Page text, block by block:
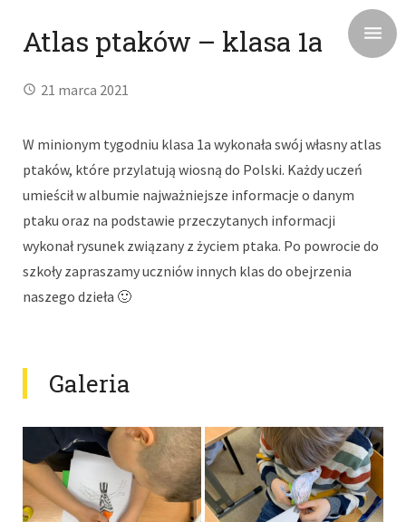
Atlas ptaków – klasa 1a
21 marca 2021
W minionym tygodniu klasa 1a wykonała swój własny atlas
ptaków, które przylatują wiosną do Polski. Każdy uczeń
umieścił w albumie najważniejsze informacje o danym
ptaku oraz na podstawie przeczytanych informacji
wykonał rysunek związany z życiem ptaka. Po powrocie do
szkoły zapraszamy uczniów innych klas do obejrzenia
naszego dzieła 🙂
Galeria